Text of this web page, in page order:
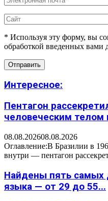
* Используя эту форму, вы
обработкой введенных вами
Интересное:
Пентагон
человеческим телом
08.08.202608.08.2026
Оглавление:В Бразилии в
внутри — пентагон
Найдены пять самых
языка — от 29 до 55...